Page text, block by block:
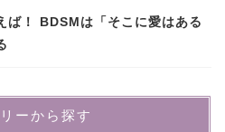
ば！ BDSMは「そこに愛はある
ーから探す